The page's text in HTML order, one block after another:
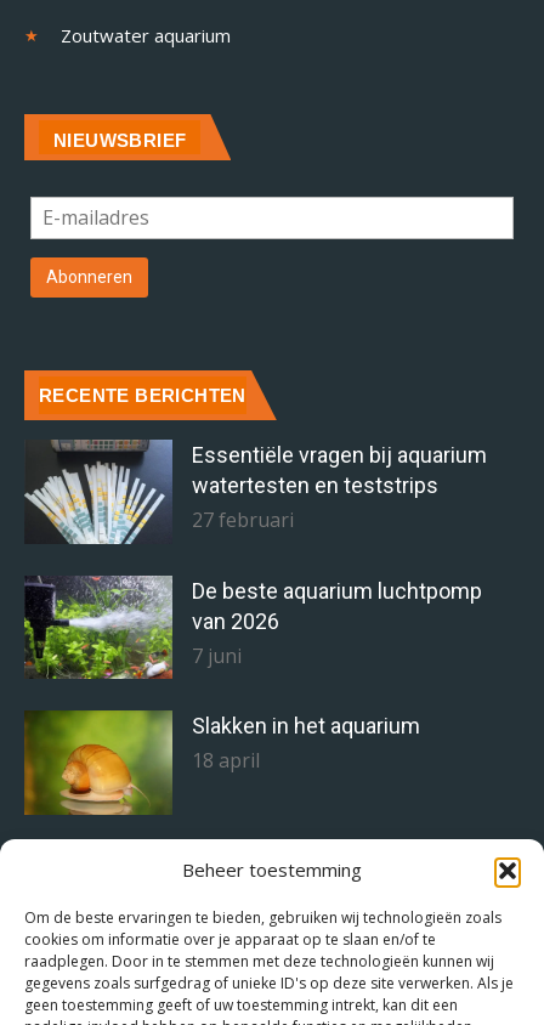
Beheer toestemming
Om de beste ervaringen te bieden, gebruiken wij technologieën zoals
cookies om informatie over je apparaat op te slaan en/of te
raadplegen. Door in te stemmen met deze technologieën kunnen wij
gegevens zoals surfgedrag of unieke ID's op deze site verwerken. Als je
geen toestemming geeft of uw toestemming intrekt, kan dit een
Zoutwater aquarium
NIEUWSBRIEF
RECENTE BERICHTEN
Essentiële vragen bij aquarium
watertesten en teststrips
27 februari
De beste aquarium luchtpomp
van 2026
7 juni
Slakken in het aquarium
18 april
Staghorn alg bestrijden doe je zo!
Het juiste voer voor de juiste